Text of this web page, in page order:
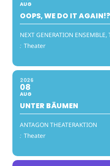
AUG
OOPS, WE DO IT AGAIN!?
NEXT GENERATION ENSEMBLE,
: Theater
2026
08
AUG
UNTER BÄUMEN
ANTAGON THEATERAKTION
: Theater